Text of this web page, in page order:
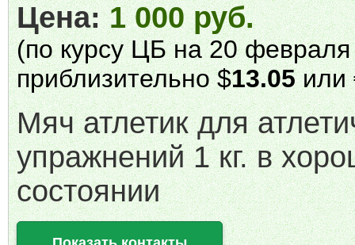
Цена:1 000 руб.
(по курсу ЦБ на 20 февраля
приблизительно $13.05или
Мяч атлетик для
упражнений 1 кг. в
состоянии